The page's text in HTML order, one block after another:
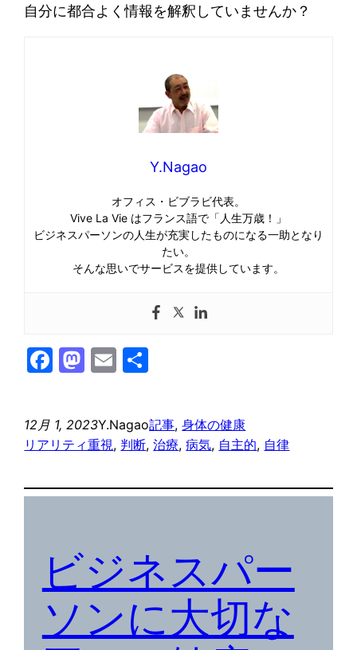
自分に都合よく情報を解釈していませんか？
Y.Nagao
オフィス・ビブラビ代表。
Vive La Vie はフランス語で「人生万歳！」
ビジネスパーソンの人生が充実したものになる一助となり
たい。
そんな思いでサービスを提供しています。
Facebook
Mastodon
Email
12月 1, 2023Y.Nagao記事, 身体の健康
リアリティ重視, 判断, 治療, 病気, 自主的, 自律
ビジネスパー
ソンに大切な